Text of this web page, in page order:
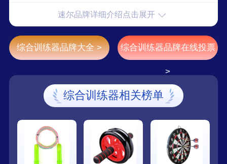
速尔品牌详细介绍点击展开
综合训练器品牌大全 > 综合训练器品牌在线投票
>
综合训练器相关榜单